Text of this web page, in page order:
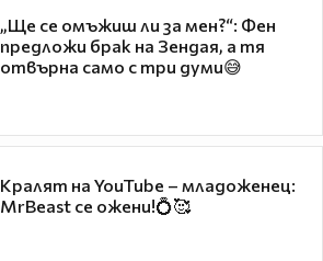
„Ще се омъжиш ли за мен?“: Фен
предложи брак на Зендая, а тя
отвърна само с три думи😅
Кралят на YouTube – младоженец:
MrBeast се ожени!💍🥰